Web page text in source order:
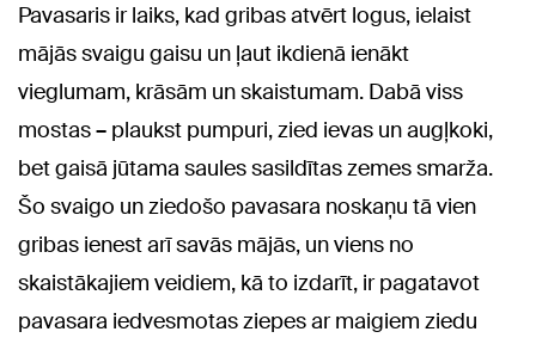
Pavasaris ir laiks, kad gribas atvērt logus, ielaist
mājās svaigu gaisu un ļaut ikdienā ienākt
vieglumam, krāsām un skaistumam. Dabā viss
mostas– plaukst pumpuri, zied ievas un augļkoki,
bet gaisā jūtama saules sasildītas zemes smarža.
Šo svaigo un ziedošo pavasara noskaņu tā vien
gribas ienest arī savās mājās, un viens no
skaistākajiem veidiem, kā to izdarīt, ir pagatavot
pavasara iedvesmotas ziepes ar maigiem ziedu